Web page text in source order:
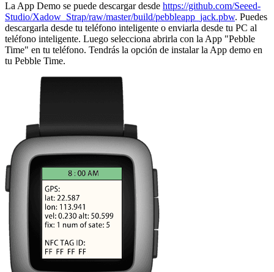
La App Demo se puede descargar desde https://github.com/Seeed-
Studio/Xadow_Strap/raw/master/build/pebbleapp_jack.pbw. Puedes
descargarla desde tu teléfono inteligente o enviarla desde tu PC al
teléfono inteligente. Luego selecciona abrirla con la App "Pebble
Time" en tu teléfono. Tendrás la opción de instalar la App demo en
tu Pebble Time.